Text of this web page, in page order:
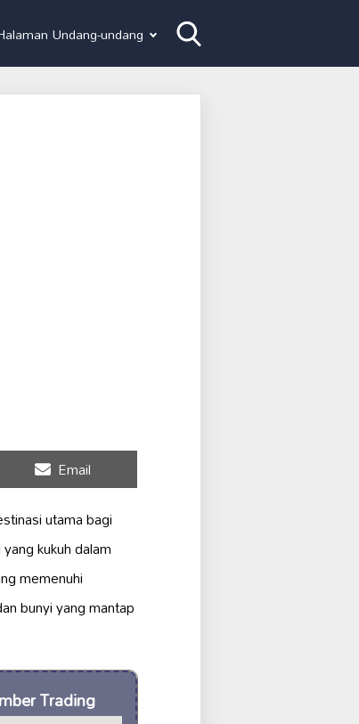
Undang-undang
Share
on
Email
utama bagi
kukuh dalam
memenuhi
bunyi yang mantap
Trading